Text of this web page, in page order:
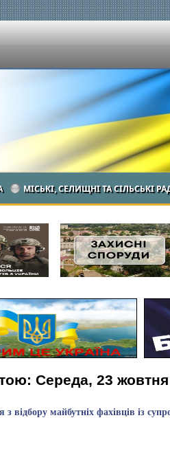
МІСЬКІ, СЕЛИЩНІ ТА СІЛЬСЬКІ
Середа, 23
відбору майбутніх фахівців із